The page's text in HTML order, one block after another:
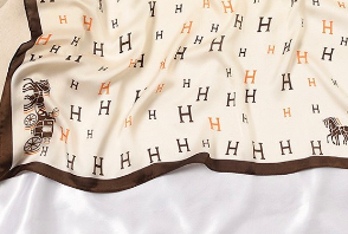
Cài Áo Ong
Khăn Lụa Cao